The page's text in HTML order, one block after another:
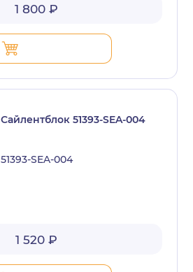
1 800 ₽
Сайлентблок 51393-SEA-004
51393-SEA-004
1 520 ₽